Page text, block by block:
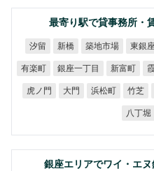
最寄り駅で貸事務所・
汐留 新橋 築地市場 東銀
有楽町 銀座一丁目 新富町
虎ノ門 大門 浜松町 竹芝
八丁堀
銀座エリアでワイ・エ